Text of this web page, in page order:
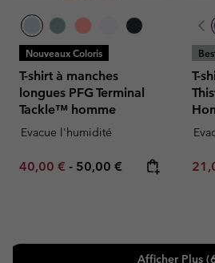
Nouveaux Coloris
T-shirt à manches
longues PFG Terminal
Tackle™ homme
Evacue l'humidité
Minimum sale price:
40,00 € - Maximum price:
50,00 €
T-
Afficher Plus